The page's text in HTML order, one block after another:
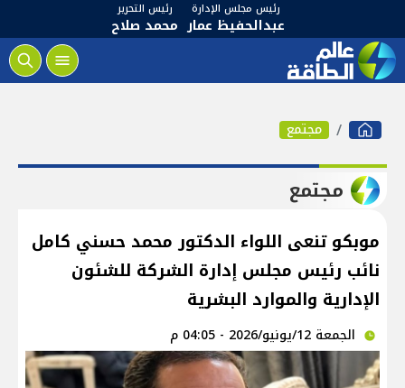
رئيس مجلس الإدارة
عبدالحفيظ عمار
رئيس التحرير
محمد صلاح
مجتمع
مجتمع
موبكو تنعى اللواء الدكتور محمد حسني كامل
نائب رئيس مجلس إدارة الشركة للشئون
الإدارية والموارد البشرية
الجمعة 12/يونيو/2026 - 04:05 م